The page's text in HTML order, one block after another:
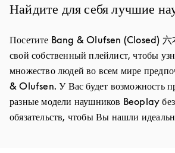
Найдите для себя лучшие
Посетите Bang & Olufsen (Closed) 六
свой собственный плейлист, чтобы
множество людей во всем мире
& Olufsen. У Вас будет возможность
разные модели наушников Beoplay
обязательств, чтобы Вы нашли